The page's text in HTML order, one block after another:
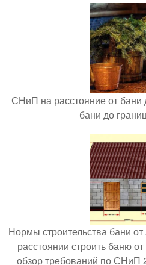
СНиП на расстояние от бани
бани до
Нормы строительства бани
расстоянии строить баню
обзор требований по